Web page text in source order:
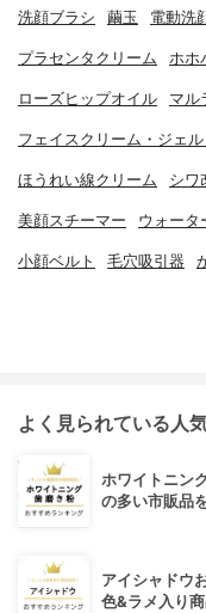
洗顔ブラシ 繭玉 電動洗
プラセンタクリーム ホホ
ローズヒップオイル マル
フェイスクリーム・ジェ
ほうれい線クリーム シワ
美顔スチーマー ウォータ
小顔ベルト 毛穴吸引器
よく見られている人
ホワイトニン
の多い市販品
アイシャドウ
色&ラメ入り